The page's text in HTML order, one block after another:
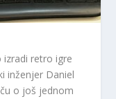
izradi retro igre
inženjer Daniel
o još jednom